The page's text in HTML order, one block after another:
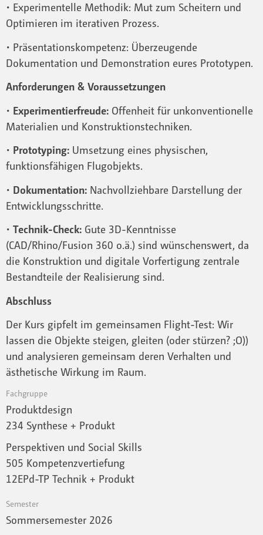
• Experimentelle Methodik: Mut zum Scheitern und
Optimieren im iterativen Prozess.
• Präsentationskompetenz: Überzeugende
Dokumentation und Demonstration eures Prototypen.
Anforderungen & Voraussetzungen
• Experimentierfreude: Offenheit für unkonventionelle
Materialien und Konstruktionstechniken.
• Prototyping: Umsetzung eines physischen,
funktionsfähigen Flugobjekts.
• Dokumentation: Nachvollziehbare Darstellung der
Entwicklungsschritte.
• Technik-Check: Gute 3D-Kenntnisse
(CAD/Rhino/Fusion 360 o.ä.) sind wünschenswert, da
die Konstruktion und digitale Vorfertigung zentrale
Bestandteile der Realisierung sind.
Abschluss
Der Kurs gipfelt im gemeinsamen Flight-Test: Wir
lassen die Objekte steigen, gleiten (oder stürzen? ;O))
und analysieren gemeinsam deren Verhalten und
ästhetische Wirkung im Raum.
Fachgruppe
Produktdesign
234 Synthese + Produkt
Perspektiven und Social Skills
505 Kompetenzvertiefung
12EPd-TP Technik + Produkt
Semester
Sommersemester 2026